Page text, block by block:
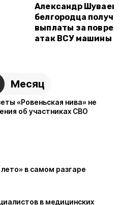
Александр Шуваев:
белгородца
выплаты за
атак ВСУ машины
Месяц
«Ровеньская нива» не
об участниках СВО
в самом разгаре
в медицинских